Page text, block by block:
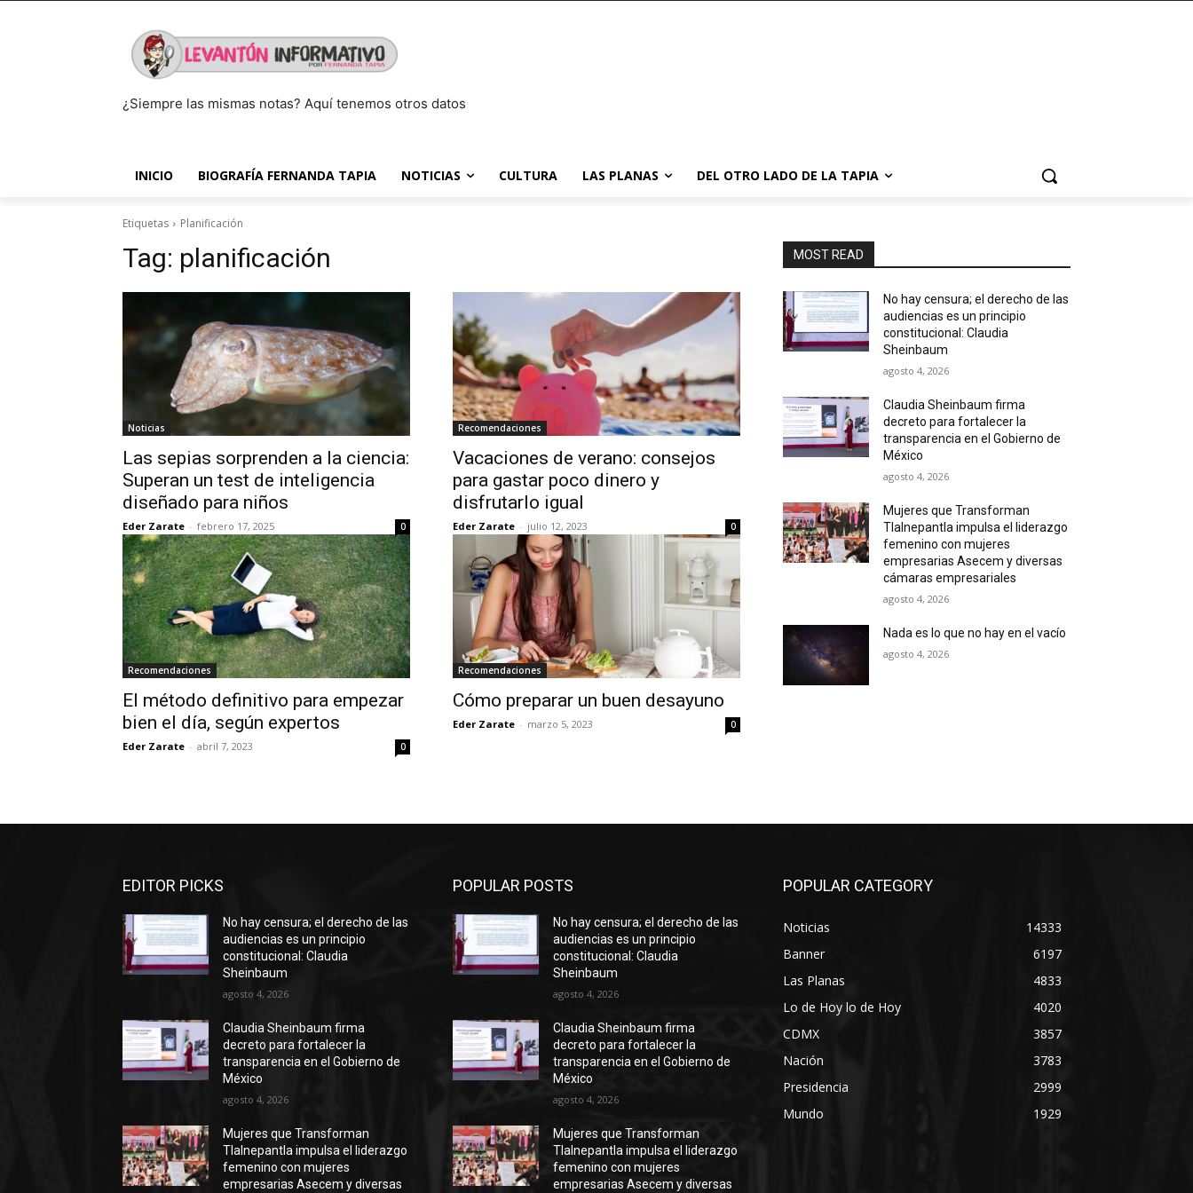
¿Siempre las mismas notas? Aquí tenemos otros datos
INICIO BIOGRAFÍA FERNANDA TAPIA NOTICIAS CULTURA LAS PLANAS DEL OTRO LADO DE LA TAPIA
Etiquetas Planificación
Tag: planificación
Noticias
Las sepias sorprenden a la ciencia:
Superan un test de inteligencia
diseñado para niños
Eder Zarate - febrero 17, 2025 0
Recomendaciones
Vacaciones de verano: consejos
para gastar poco dinero y
disfrutarlo igual
Eder Zarate - julio 12, 2023 0
Recomendaciones
El método definitivo para empezar
bien el día, según expertos
Eder Zarate - abril 7, 2023 0
Recomendaciones
Cómo preparar un buen desayuno
Eder Zarate - marzo 5, 2023 0
MOST READ
No hay censura; el derecho de las
audiencias es un principio
constitucional: Claudia
Sheinbaum
agosto 4, 2026
Claudia Sheinbaum firma
decreto para fortalecer la
transparencia en el Gobierno de
México
agosto 4, 2026
Mujeres que Transforman
Tlalnepantla impulsa el liderazgo
femenino con mujeres
empresarias Asecem y diversas
cámaras empresariales
agosto 4, 2026
Nada es lo que no hay en el vacío
agosto 4, 2026
EDITOR PICKS
No hay censura; el derecho de las
audiencias es un principio
constitucional: Claudia
Sheinbaum
agosto 4, 2026
Claudia Sheinbaum firma
decreto para fortalecer la
transparencia en el Gobierno de
México
agosto 4, 2026
Mujeres que Transforman
Tlalnepantla impulsa el liderazgo
femenino con mujeres
empresarias Asecem y diversas
POPULAR POSTS
No hay censura; el derecho de las
audiencias es un principio
constitucional: Claudia
Sheinbaum
agosto 4, 2026
Claudia Sheinbaum firma
decreto para fortalecer la
transparencia en el Gobierno de
México
agosto 4, 2026
Mujeres que Transforman
Tlalnepantla impulsa el liderazgo
femenino con mujeres
empresarias Asecem y diversas
POPULAR CATEGORY
Noticias
14333
Banner
6197
Las Planas
4833
Lo de Hoy lo de Hoy
4020
CDMX
3857
Nación
3783
Presidencia
2999
Mundo
1929